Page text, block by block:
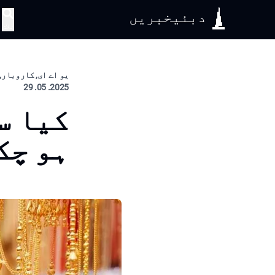
دبئیخبریں
یو اے ای,
2025. 05. 29
ہو